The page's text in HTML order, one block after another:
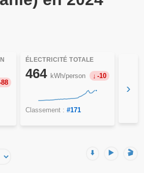
88
ÉLECTRICITÉ TOTALE
464 kWh/person -10
Classement : #171
›
⬇️ ▶️ 🎬